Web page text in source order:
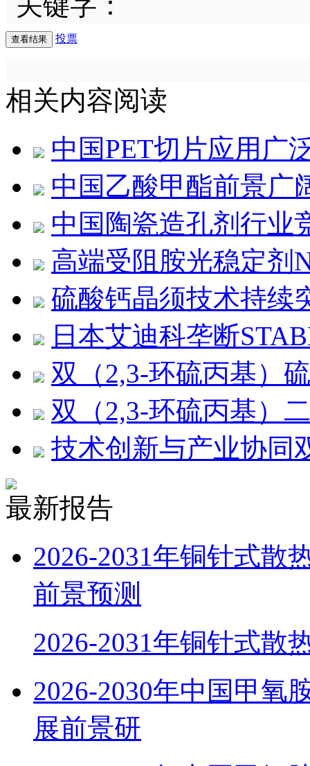
投票
相关内容阅读
中国PET切片应用广
中国乙酸甲酯前景广
中国陶瓷造孔剂行业
高端受阻胺光稳定剂
硫酸钙晶须技术持续
日本艾迪科垄断
双（2,3-环硫丙基）
双（2,3-环硫丙基）
技术创新与产业协同
最新报告
2026-2031年铜针式散
前景预测
2026-2031年铜针式散
2026-2030年中国甲氧
展前景研